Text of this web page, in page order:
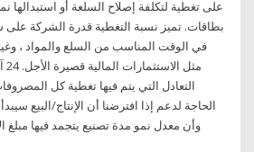
على تغطية لتكلفة إصلاح السلعة أو
بطاقات. تميز نسبة التغطية قدرة الشركة على
في الوقت المناسب من السلع والمواد ،
التعادل التي يتم فيها تغطية كل
وأن معدل نمو مدة تصنيع يتجمد فيها مبلغ